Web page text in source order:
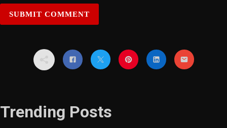
Trending Posts